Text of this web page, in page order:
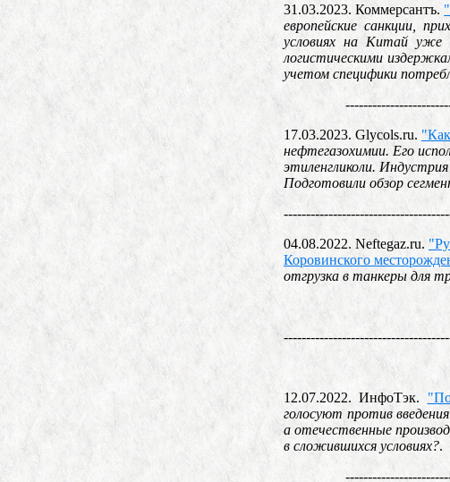
31.03.2023. Коммерсантъ.
европейские санкции,
условиях на Китай уже
логистическими
учетом специфики
17.03.2023. Glycols.ru.
нефтегазохимии. Его
этиленгликоли.
Подготовили обзор
04.08.2022. Neftegaz.ru.
Коровинского
отгрузка в танкеры для
12.07.2022. ИнфоТэк.
голосуют против
а отечественные
в сложившихся условиях?.